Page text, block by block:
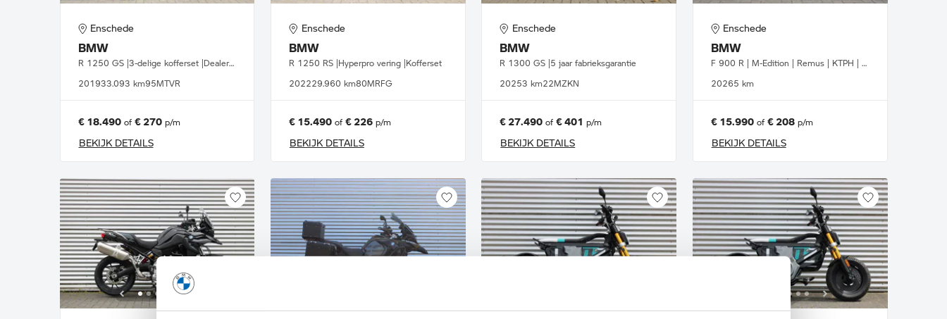
Enschede
BMW
R 1250 GS |3-delige kofferset |Dealer onderhouden
201933.093 km95MTVR
€ 18.490of € 270p/m
BEKIJK DETAILS
Enschede
BMW
R 1250 RS |Hyperpro vering |Kofferset
202229.960 km80MRFG
€ 15.490of € 226p/m
BEKIJK DETAILS
Enschede
BMW
R 1300 GS |5 jaar fabrieksgarantie
20253 km22MZKN
€ 27.490 of€ 401 p/m
BEKIJK DETAILS
Enschede
BMW
F 900 R | M-Edition | Remus | KTPH | Sportruit getint |
20265 km
€ 15.990of € 208p/m
BEKIJK DETAILS